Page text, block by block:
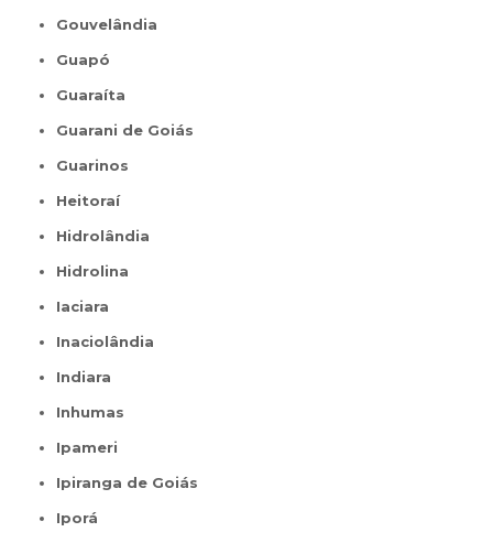
Gouvelândia
Guapó
Guaraíta
Guarani de Goiás
Guarinos
Heitoraí
Hidrolândia
Hidrolina
Iaciara
Inaciolândia
Indiara
Inhumas
Ipameri
Ipiranga de Goiás
Iporá